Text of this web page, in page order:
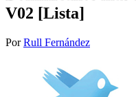
V02 [Lista]
PorRull Fernández